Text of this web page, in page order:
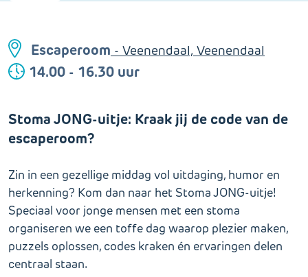
Escaperoom - Veenendaal, Veenendaal
14.00 - 16.30 uur
Stoma JONG-uitje: Kraak jij de code van de
escaperoom?
Zin in een gezellige middag vol uitdaging, humor en
herkenning? Kom dan naar het Stoma JONG-uitje!
Speciaal voor jonge mensen met een stoma
organiseren we een toffe dag waarop plezier maken,
puzzels oplossen, codes kraken én ervaringen delen
centraal staan.